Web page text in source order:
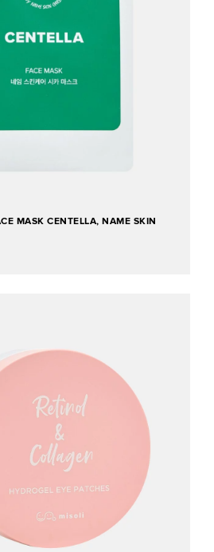
MASK CENTELLA, NAME SKIN